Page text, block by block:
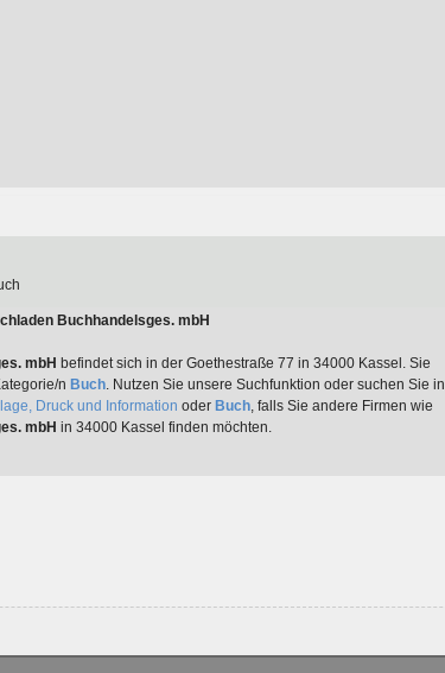
Buchhandelsges. mbH
mbH befindet sich in der Goethestraße 77 in 34000 Kassel. Sie
n Buch. Nutzen Sie unsere Suchfunktion oder suchen Sie in
Druck und Information oder Buch, falls Sie andere Firmen wie
mbH in 34000 Kassel finden möchten.